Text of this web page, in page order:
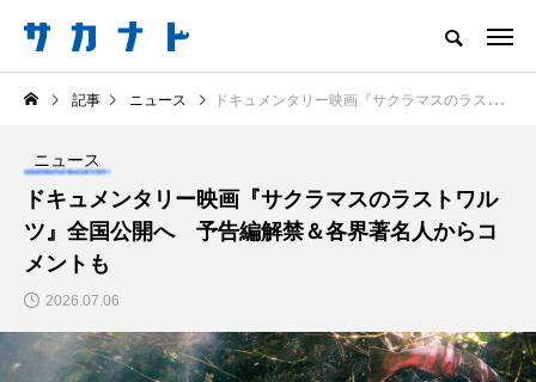
サカナをもっと好きになる
知る 食べる 楽しむ 創る
注目記事 サカナを知ろう
食べる
記事 ニュース ドキュメンタリー映画『サクラマスのラストワルツ』全国公開へ 予告編解禁＆各界著名人からコメントも
ニュース
ドキュメンタリー映画『サクラマスのラストワル
ツ』全国公開へ 予告編解禁＆各界著名人からコ
メントも
2026.07.06